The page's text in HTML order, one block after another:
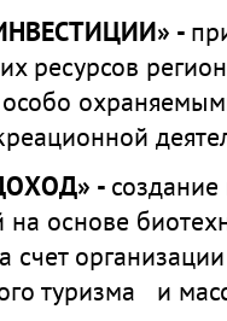
-
ресурсов
-
на основе
счет
туризма и